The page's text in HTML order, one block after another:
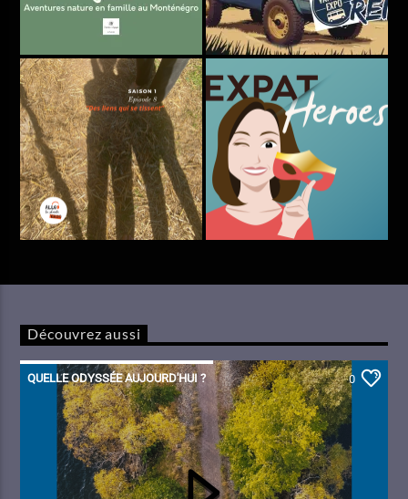
Découvrez aussi
QUELLE ODYSSÉE AUJOURD'HUI ? 0